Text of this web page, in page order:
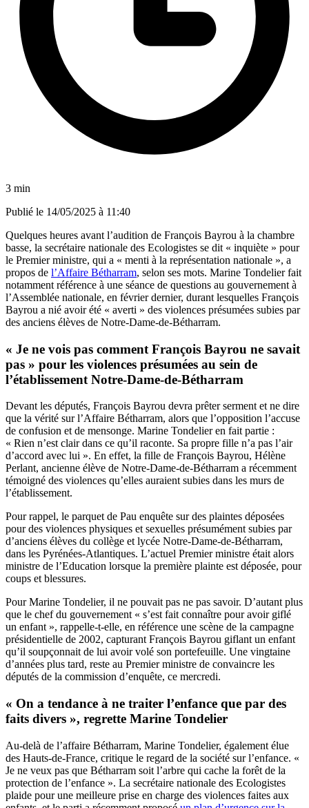
3 min
Publié le 14/05/2025 à 11:40
Quelques heures avant l’audition de François Bayrou à la chambre
basse, la secrétaire nationale des Ecologistes se dit « inquiète » pour
le Premier ministre, qui a « menti à la représentation nationale », a
propos de l’Affaire Bétharram, selon ses mots. Marine Tondelier fait
notamment référence à une séance de questions au gouvernement à
l’Assemblée nationale, en février dernier, durant lesquelles François
Bayrou a nié avoir été « averti » des violences présumées subies par
des anciens élèves de Notre-Dame-de-Bétharram.
« Je ne vois pas comment François Bayrou ne savait
pas » pour les violences présumées au sein de
l’établissement Notre-Dame-de-Bétharram
Devant les députés, François Bayrou devra prêter serment et ne dire
que la vérité sur l’Affaire Bétharram, alors que l’opposition l’accuse
de confusion et de mensonge. Marine Tondelier en fait partie :
« Rien n’est clair dans ce qu’il raconte. Sa propre fille n’a pas l’air
d’accord avec lui ». En effet, la fille de François Bayrou, Hélène
Perlant, ancienne élève de Notre-Dame-de-Bétharram a récemment
témoigné des violences qu’elles auraient subies dans les murs de
l’établissement.
Pour rappel, le parquet de Pau enquête sur des plaintes déposées
pour des violences physiques et sexuelles présumément subies par
d’anciens élèves du collège et lycée Notre-Dame-de-Bétharram,
dans les Pyrénées-Atlantiques. L’actuel Premier ministre était alors
ministre de l’Education lorsque la première plainte est déposée, pour
coups et blessures.
Pour Marine Tondelier, il ne pouvait pas ne pas savoir. D’autant plus
que le chef du gouvernement « s’est fait connaître pour avoir giflé
un enfant », rappelle-t-elle, en référence une scène de la campagne
présidentielle de 2002, capturant François Bayrou giflant un enfant
qu’il soupçonnait de lui avoir volé son portefeuille. Une vingtaine
d’années plus tard, reste au Premier ministre de convaincre les
députés de la commission d’enquête, ce mercredi.
« On a tendance à ne traiter l’enfance que par des
faits divers », regrette Marine Tondelier
Au-delà de l’affaire Bétharram, Marine Tondelier, également élue
des Hauts-de-France, critique le regard de la société sur l’enfance. «
Je ne veux pas que Bétharram soit l’arbre qui cache la forêt de la
protection de l’enfance ». La secrétaire nationale des Ecologistes
plaide pour une meilleure prise en charge des violences faites aux